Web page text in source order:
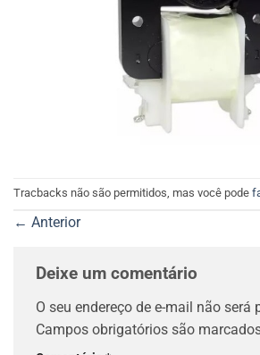
Tracbacks não são permitidos, mas você pode
← Anterior
Deixe um comentário
O seu endereço de e-mail não será
Campos obrigatórios são